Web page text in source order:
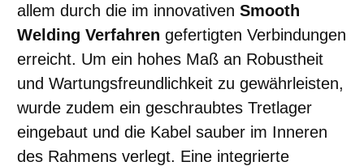
allem durch die im innovativen Smooth
Welding Verfahren gefertigten Verbindungen
erreicht. Um ein hohes Maß an Robustheit
und Wartungsfreundlichkeit zu gewährleisten,
wurde zudem ein geschraubtes Tretlager
eingebaut und die Kabel sauber im Inneren
des Rahmens verlegt. Eine integrierte